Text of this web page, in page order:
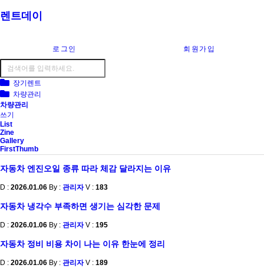
렌트데이
로그인 회원가입
장기렌트
차량관리
차량관리
쓰기
List
Zine
Gallery
FirstThumb
자동차 엔진오일 종류 따라 체감 달라지는 이유
D : 2026.01.06 By : 관리자 V : 183
자동차 냉각수 부족하면 생기는 심각한 문제
D : 2026.01.06 By : 관리자 V : 195
자동차 정비 비용 차이 나는 이유 한눈에 정리
D : 2026.01.06 By : 관리자 V : 189